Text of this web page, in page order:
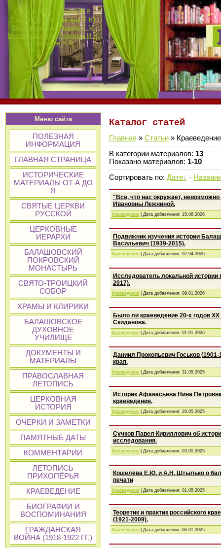
Сучков П.К. Смотров В.В.
Госьков Д.П. Кошелева Е.Ю.
Щетинина Е.А. Иванов С.М.
Михайлова О.А. Лежнина И.И.
Каптерев Н.Ф.
Меню сайта
ПОЛЕЗНАЯ
ИНФОРМАЦИЯ
ГЛАВНАЯ СТРАНИЦА
ИСТОРИЧЕСКИЕ
МАТЕРИАЛЫ ОТ А ДО
Я
СВЯТЫЕ ЦЕРКВИ
РУССКОЙ
ЦЕРКОВНЫЕ
ИЕРАРХИ
БАЛАШОВСКИЙ
ПОКРОВСКИЙ
МОНАСТЫРЬ
СВЯТО-ТРОИЦКИЙ
СОБОР
ХРАМЫ И КЛИРИКИ
БАЛАШОВСКОЕ
ДУХОВНОЕ
УЧИЛИЩЕ
ДОКУМЕНТЫ И
МАТЕРИАЛЫ
ПРАВОСЛАВНАЯ
ЛЕТОПИСЬ
ЦЕРКОВНАЯ
ИСТОРИЯ
ОЧЕРКИ И ЗАМЕТКИ
ПАМЯТНЫЕ ДАТЫ
КОММЕНТАРИИ
ЛЕТОПИСЬ
ПРИХОПЁРЬЯ
КРАЕВЕДЕНИЕ
БИОГРАФИИ И
ВОСПОМИНАНИЯ
ГРАЖДАНСКАЯ
ВОЙНА (1918-1922 ГГ.)
Каталог статей
Главная » Статьи» Краеведение
В категории материалов: 13
Показано материалов: 1-10
Сортировать по: Дате ·
"Все, что нас окружает,
Ивановны Лежниной.
Краеведение| Дата добавления: 15.06.2026
Подвижник изучения истории
Васильевич (1939-2015).
Краеведение| Дата добавления: 07.04.2026
Исследователь локальной
2017).
Краеведение| Дата добавления: 09.01.2026
Было ли краеведение 20-х годов
Скиданова.
Краеведение| Дата добавления: 01.01.2026
Даниил Прокопьевич Госьков
края.
Краеведение| Дата добавления: 31.05.2025
Историк Афанасьева Нина
краеведения.
Краеведение| Дата добавления: 28.05.2025
Сучков Павел Кириллович об
исследования.
Краеведение| Дата добавления: 03.05.2025
Кошелева Е.Ю. и А.Н. Штылько о
печати
Краеведение| Дата добавления: 01.05.2025
Теоретик и практик российского
(1921-2009).
Краеведение| Дата добавления: 06.01.2025